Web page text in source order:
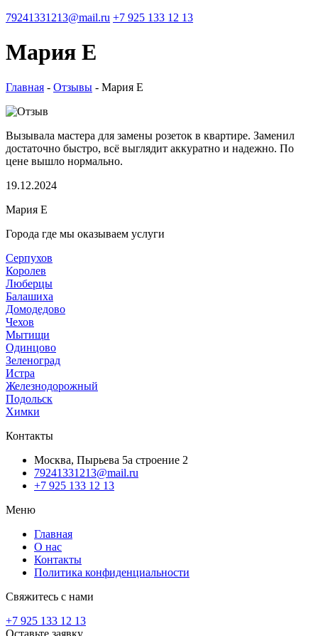
79241331213@mail.ru +7 925 133 12 13
Мария Е
Главная - Отзывы - Мария Е
Вызывала мастера для замены розеток в квартире. Заменил
достаточно быстро, всё выглядит аккуратно и надежно. По
цене вышло нормально.
19.12.2024
Мария Е
Города где мы оказываем услуги
Серпухов
Королев
Люберцы
Балашиха
Домодедово
Чехов
Мытищи
Одинцово
Зеленоград
Истра
Железнодорожный
Подольск
Химки
Контакты
Москва, Пырьева 5а строение 2
79241331213@mail.ru
+7 925 133 12 13
Меню
Главная
О нас
Контакты
Политика конфиденциальности
Свяжитесь с нами
+7 925 133 12 13
Оставьте заявку